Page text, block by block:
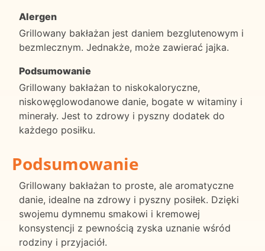
Alergen
Grillowany bakłażan jest daniem bezglutenowym i
bezmlecznym. Jednakże, może zawierać jajka.
Podsumowanie
Grillowany bakłażan to niskokaloryczne,
niskowęglowodanowe danie, bogate w witaminy i
minerały. Jest to zdrowy i pyszny dodatek do
każdego posiłku.
Podsumowanie
Grillowany bakłażan to proste, ale aromatyczne
danie, idealne na zdrowy i pyszny posiłek. Dzięki
swojemu dymnemu smakowi i kremowej
konsystencji z pewnością zyska uznanie wśród
rodziny i przyjaciół.